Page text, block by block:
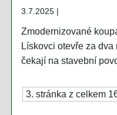
3.7.2025 |
Zmodernizované
Lískovci otevře za dva
čekají na stavební
3. stránka z celkem